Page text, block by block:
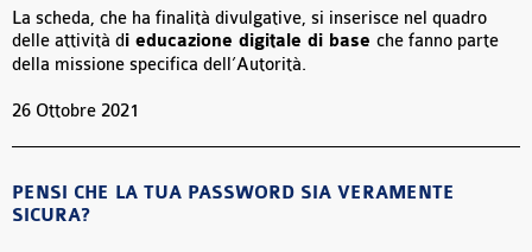
La scheda, che ha finalità divulgative, si inserisce nel quadro
delle attività di educazione digitale di base che fanno parte
della missione specifica dell’Autorità.
26 Ottobre 2021
PENSI CHE LA TUA PASSWORD SIA VERAMENTE
SICURA?